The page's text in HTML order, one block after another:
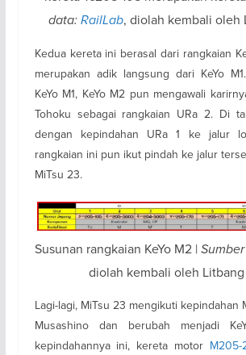
data:RailLab, diolah kembali oleh
Kedua kereta ini berasal dari rangkaian
merupakan adik langsung dari KeYo
KeYo M1, KeYo M2 pun mengawali
Tohoku sebagai rangkaian URa 2. Di
dengan kepindahan URa 1 ke jalur
rangkaian ini pun ikut pindah ke jalur
MiTsu 23.
Susunan rangkaian KeYo M2 |
diolah kembali oleh Litbang
Lagi-lagi, MiTsu 23 mengikuti kepindahan
Musashino dan berubah menjadi
kepindahannya ini, kereta motor M205-